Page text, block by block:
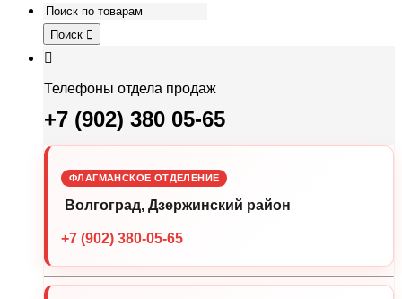
Поиск
Телефоны отдела продаж
+7 (902) 380 05-65
ФЛАГМАНСКОЕ ОТДЕЛЕНИЕ
Волгоград, Дзержинский район
+7 (902) 380-05-65